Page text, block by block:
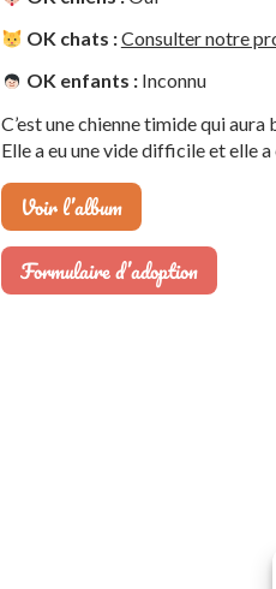
OK chats :Consulter notre
OK enfants :Inconnu
C’est une chienne timide qui
Elle a eu une vide difficile et elle
Voir l’album
Formulaire d’adoption